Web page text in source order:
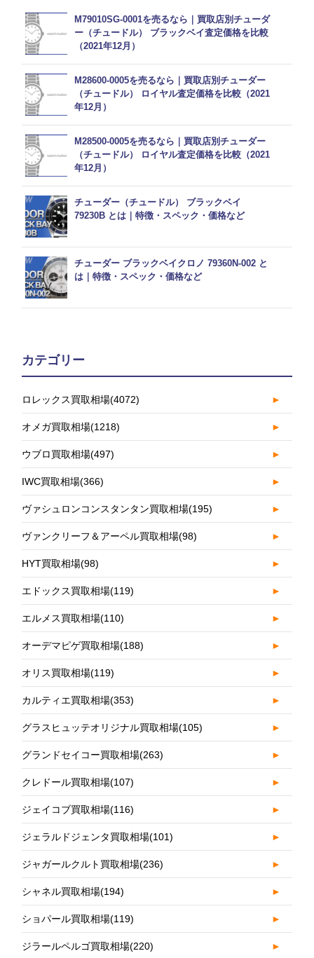
M79010SG-0001を売るなら｜買取店別チューダ
ー（チュードル） ブラックベイ査定価格を比較
（2021年12月）
M28600-0005を売るなら｜買取店別チューダー
（チュードル） ロイヤル査定価格を比較（2021
年12月）
M28500-0005を売るなら｜買取店別チューダー
（チュードル） ロイヤル査定価格を比較（2021
年12月）
チューダー（チュードル） ブラックベイ
79230B とは｜特徴・スペック・価格など
チューダー ブラックベイクロノ 79360N-002 と
は｜特徴・スペック・価格など
カテゴリー
ロレックス買取相場(4072) ►
オメガ買取相場(1218) ►
ウブロ買取相場(497) ►
IWC買取相場(366) ►
ヴァシュロンコンスタンタン買取相場(195) ►
ヴァンクリーフ＆アーペル買取相場(98) ►
HYT買取相場(98) ►
エドックス買取相場(119) ►
エルメス買取相場(110) ►
オーデマピゲ買取相場(188) ►
オリス買取相場(119) ►
カルティエ買取相場(353) ►
グラスヒュッテオリジナル買取相場(105) ►
グランドセイコー買取相場(263) ►
クレドール買取相場(107) ►
ジェイコブ買取相場(116) ►
ジェラルドジェンタ買取相場(101) ►
ジャガールクルト買取相場(236) ►
シャネル買取相場(194) ►
ショパール買取相場(119) ►
ジラールペルゴ買取相場(220) ►